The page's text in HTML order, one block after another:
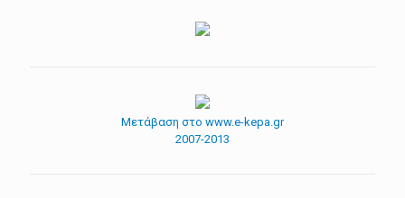
Μετάβαση στο www.e-kepa.gr
2007-2013